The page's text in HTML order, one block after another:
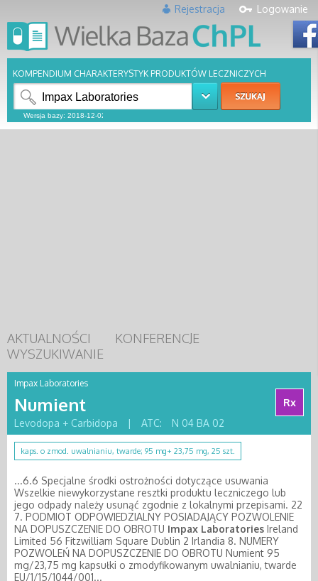
Logowanie
Rejestracja
KOMPENDIUM CHARAKTERYSTYK PRODUKTÓW LECZNICZYCH
AKTUALNOŚCI
KONFERENCJE
WYSZUKIWANIE
Impax Laboratories
Numient
Rx
Levodopa + Carbidopa
| ATC: N 04 BA 02
kaps. o zmod. uwalnianiu, twarde; 95 mg+ 23,75 mg, 25 szt.
...6.6 Specjalne środki ostrożności dotyczące usuwania
Wszelkie niewykorzystane resztki produktu leczniczego lub
jego odpady należy usunąć zgodnie z lokalnymi przepisami. 22
7. PODMIOT ODPOWIEDZIALNY POSIADAJĄCY POZWOLENIE
NA DOPUSZCZENIE DO OBROTU Impax Laboratories Ireland
Limited 56 Fitzwilliam Square Dublin 2 Irlandia 8. NUMERY
POZWOLEŃ NA DOPUSZCZENIE DO OBROTU Numient 95
mg/23,75 mg kapsułki o zmodyfikowanym uwalnianiu, twarde
EU/1/15/1044/001...